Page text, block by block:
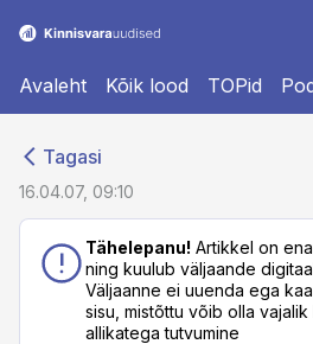
Avaleht Kõik lood TOPid
Tagasi
16.04.07, 09:10
Tähelepanu! Artikkel on
ning kuulub väljaande
Väljaanne ei uuenda ega
sisu, mistõttu võib olla
allikatega tutvumine